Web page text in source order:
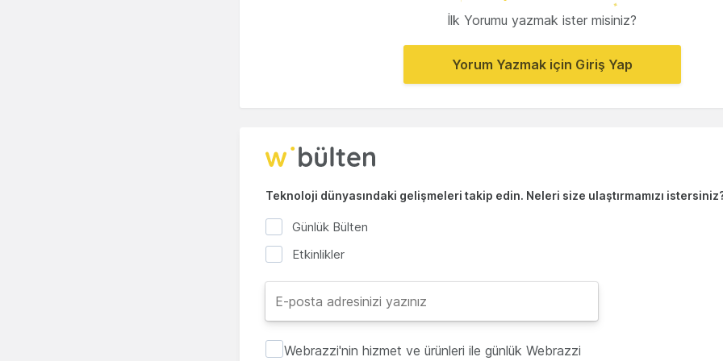
İlk Yorumu yazmak ister misiniz?
Yorum Yazmak için Giriş Yap
Teknoloji dünyasındaki gelişmeleri takip edin. Neleri size ulaştırmamızı
Günlük Bülten
Etkinlikler
Webrazzi'nin hizmet ve ürünleri ile günlük Webrazzi